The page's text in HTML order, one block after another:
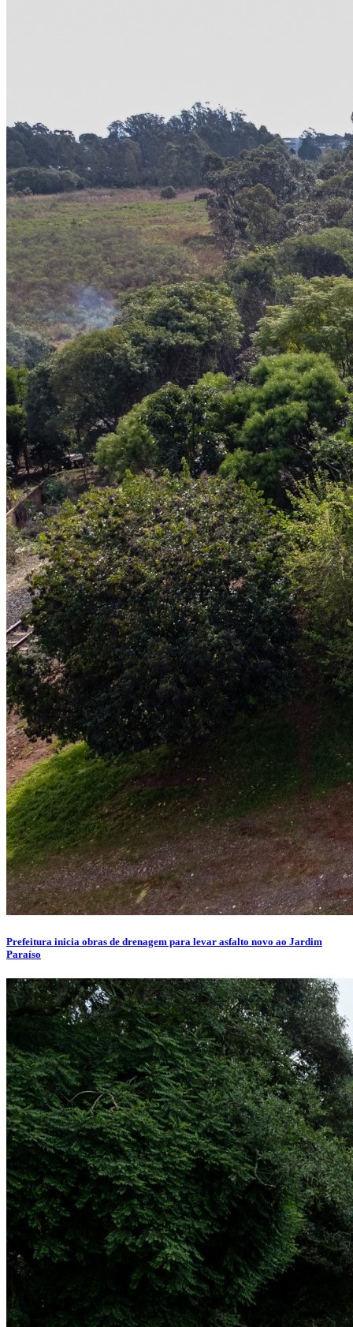
Prefeitura inicia obras de drenagem para levar asfalto novo ao Jardim
Paraíso